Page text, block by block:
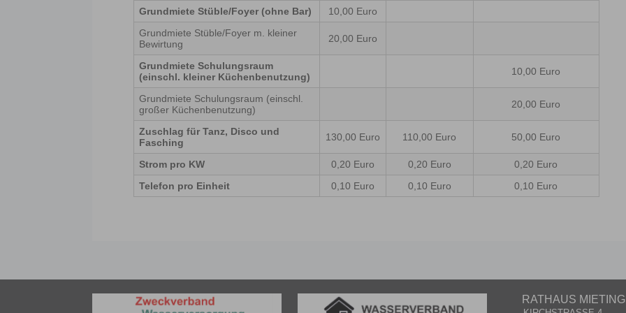
Grundmiete Stüble/Foyer (ohne Bar)
10,00 Euro
Grundmiete Stüble/Foyer m. kleiner
Bewirtung
20,00 Euro
Grundmiete Schulungsraum
(einschl. kleiner Küchenbenutzung)
10,00 Euro
Grundmiete Schulungsraum (einschl.
großer Küchenbenutzung)
20,00 Euro
Zuschlag für Tanz, Disco und
Fasching
130,00 Euro 110,00 Euro 50,00 Euro
Strom pro KW 0,20 Euro 0,20 Euro
0,20 Euro
Telefon pro Einheit
0,10 Euro 0,10 Euro 0,10 Euro
RATHAUS